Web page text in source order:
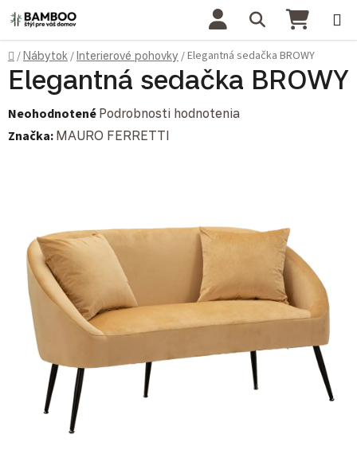
Prejsť na obsah Hľadať
Domov
/Nábytok /Interierové pohovky /Elegantná sedačka BROWY
Elegantná sedačka BROWY
Priemerné hodnotenie produktu je 0,0 z 5 hviezdičiek.
Neohodnotené Podrobnosti hodnotenia
Značka: MAURO FERRETTI